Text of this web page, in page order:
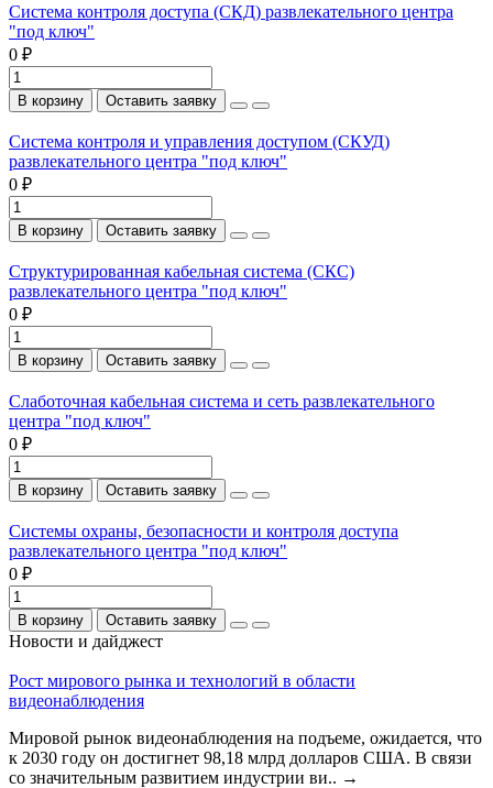
Система контроля доступа (СКД) развлекательного центра
"под ключ"
0 ₽
В корзину Оставить заявку
Система контроля и управления доступом (СКУД)
развлекательного центра "под ключ"
0 ₽
В корзину Оставить заявку
Структурированная кабельная система (СКС)
развлекательного центра "под ключ"
0 ₽
В корзину Оставить заявку
Слаботочная кабельная система и сеть развлекательного
центра "под ключ"
0 ₽
В корзину Оставить заявку
Системы охраны, безопасности и контроля доступа
развлекательного центра "под ключ"
0 ₽
В корзину Оставить заявку
Новости и дайджест
Рост мирового рынка и технологий в области
видеонаблюдения
Мировой рынок видеонаблюдения на подъеме, ожидается, что
к 2030 году он достигнет 98,18 млрд долларов США. В связи
со значительным развитием индустрии ви.. →